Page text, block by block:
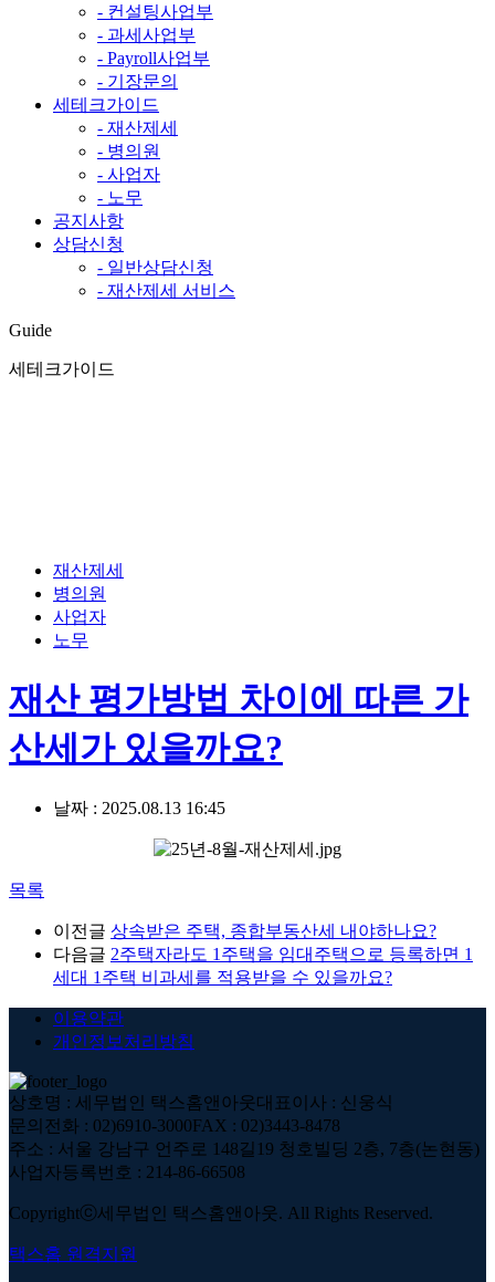
- 컨설팅사업부
- 과세사업부
- Payroll사업부
- 기장문의
세테크가이드
- 재산제세
- 병의원
- 사업자
- 노무
공지사항
상담신청
- 일반상담신청
- 재산제세 서비스
Guide
세테크가이드
재산제세
병의원
사업자
노무
재산 평가방법 차이에 따른 가
산세가 있을까요?
날짜 : 2025.08.13 16:45
목록
이전글 상속받은 주택, 종합부동산세 내야하나요?
다음글 2주택자라도 1주택을 임대주택으로 등록하면 1
세대 1주택 비과세를 적용받을 수 있을까요?
이용약관
개인정보처리방침
상호명 : 세무법인 택스홈앤아웃대표이사 : 신웅식
문의전화 : 02)6910-3000FAX : 02)3443-8478
주소 : 서울 강남구 언주로 148길19 청호빌딩 2층, 7층(논현동)
사업자등록번호 : 214-86-66508
Copyrightⓒ세무법인 택스홈앤아웃. All Rights Reserved.
택스홈 원격지원